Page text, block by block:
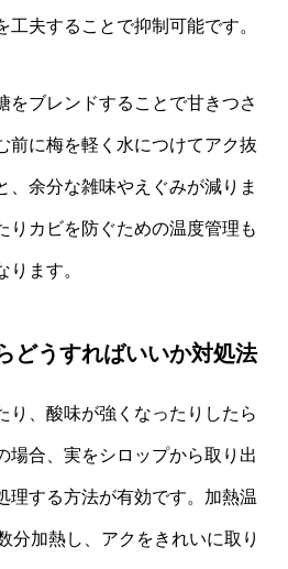
夫することで抑制可能です。
をブレンドすることで甘きつさ
前に梅を軽く水につけてアク抜
、余分な雑味やえぐみが減りま
りカビを防ぐための温度管理も
ます。
どうすればいいか対処法
り、酸味が強くなったりしたら
場合、実をシロップから取り出
理する方法が有効です。加熱温
分加熱し、アクをきれいに取り